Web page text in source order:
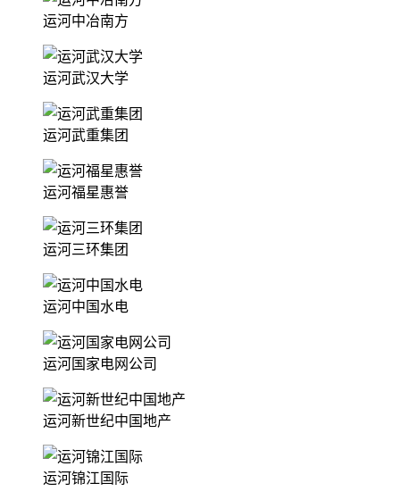
运河中冶南方
运河武汉大学
运河武重集团
运河福星惠誉
运河三环集团
运河中国水电
运河国家电网公司
运河新世纪中国地产
运河锦江国际